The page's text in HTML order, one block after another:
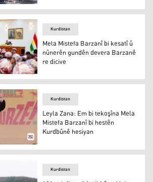
konferansa bibîranîna Mele Mistefa
bi kesatî û nûnerên gundên
Kurdistan
Mela Mistefa Barzanî bi kesatî û
nûnerên gundên devera Barzanê
re dicive
tekoşîna Mela Mistefa Barzanî bi
Kurdistan
Leyla Zana: Em bi tekoşîna Mela
Mistefa Barzanî bi hestên
Kurdbûnê hesiyan
Kurdistan